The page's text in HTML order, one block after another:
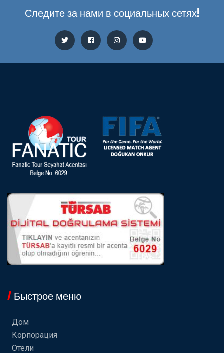
Следите за нами в социальных сетях!
Быстрое меню
Дом
Корпорация
Отели